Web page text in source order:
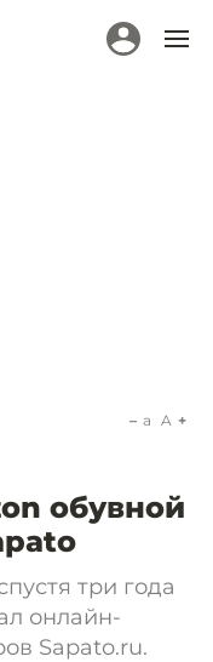
a A
обувной
три года
онлайн-
Sapato.ru.